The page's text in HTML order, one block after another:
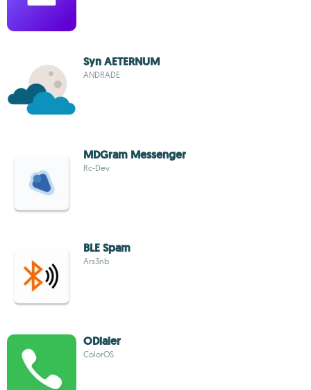
Syn AETERNUM
ANDRADE
MDGram Messenger
Rc-Dev
BLE Spam
Ars3nb
ODialer
ColorOS